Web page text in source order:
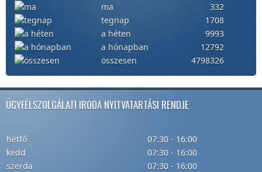
ma
332
tegnap
1708
a héten
9993
a hónapban
12792
összesen
4798326
ÜGYFÉLSZOLGÁLATI IRODA NYITVATARTÁSI RENDJE
hétfő
07:30 - 16:00
kedd
07:30 - 16:00
szerda
07:30 - 16:00